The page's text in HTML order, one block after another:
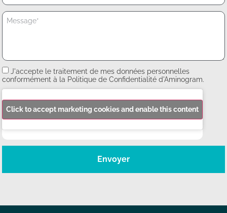
J'accepte le traitement de mes données personnelles
conformément à la Politique de Confidentialité d'Aminogram.
Click to accept marketing cookies and enable this content
Envoyer